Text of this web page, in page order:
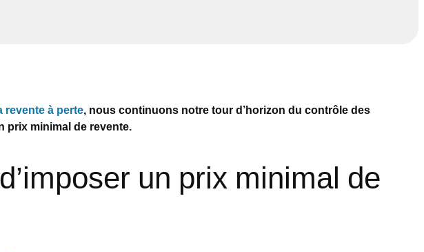
revente à perte, nous continuons notre tour d’horizon du contrôle des
prix minimal de revente.
un prix minimal de